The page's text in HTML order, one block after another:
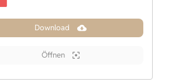
Download
Öffnen